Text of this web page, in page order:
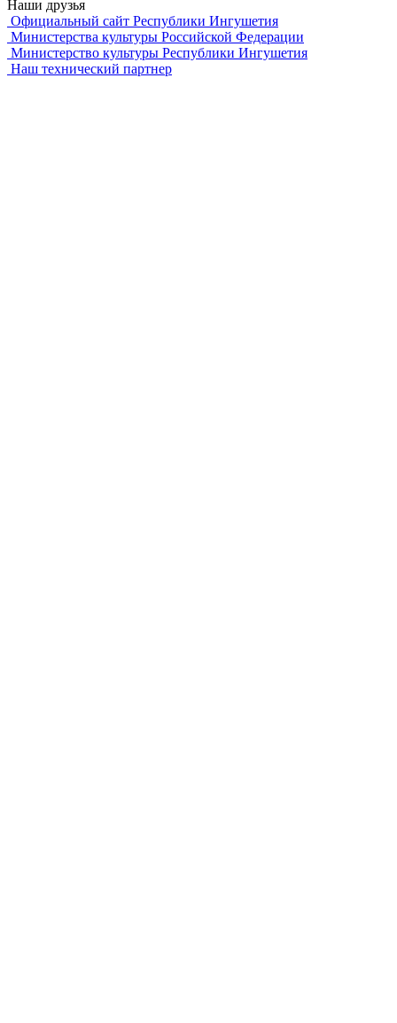
Наши друзья
Официальный сайт Республики Ингушетия
Министерства культуры Российской Федерации
Министерство культуры Республики Ингушетия
Наш технический партнер